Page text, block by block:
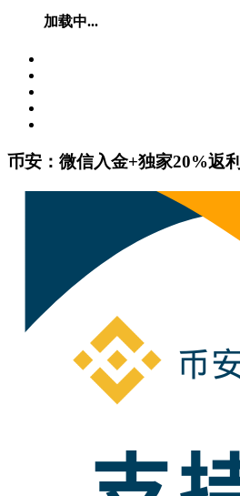
加载中...
币安：微信入金+独家20%返利